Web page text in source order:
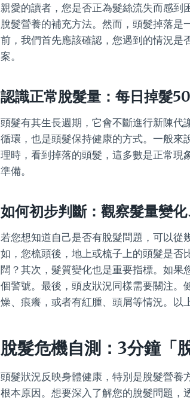
親愛的讀者，您是否正為髮絲流失而感
脫髮營養的補充方法。然而，頭髮掉落是
前，我們首先應該確認，您遇到的情況
案。
認識正常脫髮量：每日掉髮
頭髮有其生長週期，它會不斷進行新陳代
循環，也是頭髮保持健康的方式。一般
理時，看到掉落的頭髮，這多數是正常
準備。
如何初步判斷：觀察髮量變
若您想知道自己是否有脫髮問題，可以從
如，您梳頭後，地上或梳子上的頭髮是
闊？其次，髮質變化也是重要指標。如果
個警號。最後，頭皮狀況同樣需要關注
燥、痕癢，或者有紅腫、頭屑等情況。以
脫髮危機自測：3分鐘「
頭髮狀況反映身體健康，特別是脫髮營
根本原因。想要深入了解您的脫髮問題，